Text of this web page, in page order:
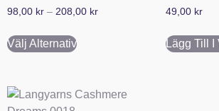
98,00 kr – 208,00 kr
Välj Alternativ
49,00 kr
Lägg Till I